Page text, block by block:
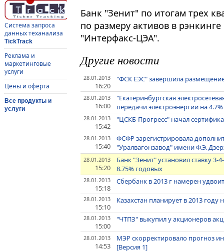
Система запроса
данных теханализа
TickTrack
Реклама и
маркетинговые
услуги
Цены и оферта
Все продукты и
услуги
Банк "Зенит" по итогам трех
по размеру активов в
"Интерфакс-ЦЭА".
Другие новости
28.01.2013
16:20
"ФСК ЕЭС" завершила
28.01.2013
16:00
"Екатеринбургская
передачи электроэнергии на 4.7%
28.01.2013
15:42
"ЦСКБ-Прогресс" начал
28.01.2013
15:40
ФСФР зарегистрировала
"Уралвагонзавод" имени Ф.Э.
28.01.2013
15:20
Банк "Зенит" установил ставку
8.75% годовых
28.01.2013
15:18
Сбербанк в 2013 г намерен
28.01.2013
15:10
Казахстан планирует в 2013
28.01.2013
15:00
"ЧТПЗ" выкупил у акционеров
28.01.2013
14:53
МЭР скорректировало прогноз
[Версия 1]